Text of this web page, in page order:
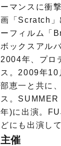
ーマンスに衝
画「Scratch」
ーフィルム「
ボックスアル
2004年、プロ
ス。2009年
部恵一と共に
ス。
年)に出演。
どにも出演し
主催